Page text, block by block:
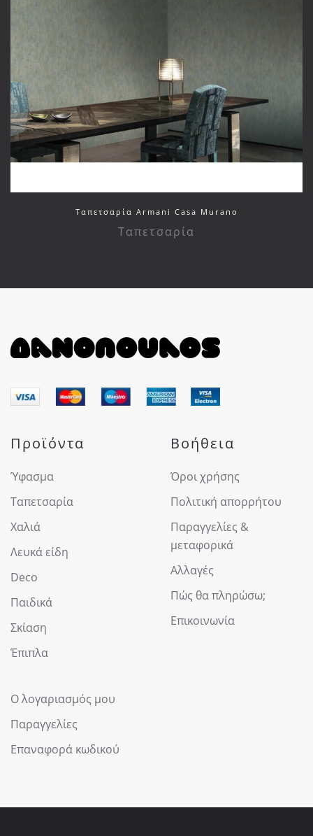
Ταπετσαρία Armani Casa Murano
Ταπετσαρία
Προϊόντα
Ύφασμα
Ταπετσαρία
Χαλιά
Λευκά είδη
Deco
Παιδικά
Σκίαση
Έπιπλα
Βοήθεια
Όροι χρήσης
Πολιτική απορρήτου
Παραγγελίες &
μεταφορικά
Αλλαγές
Πώς θα πληρώσω;
Επικοινωνία
Ο λογαριασμός μου
Παραγγελίες
Επαναφορά κωδικού